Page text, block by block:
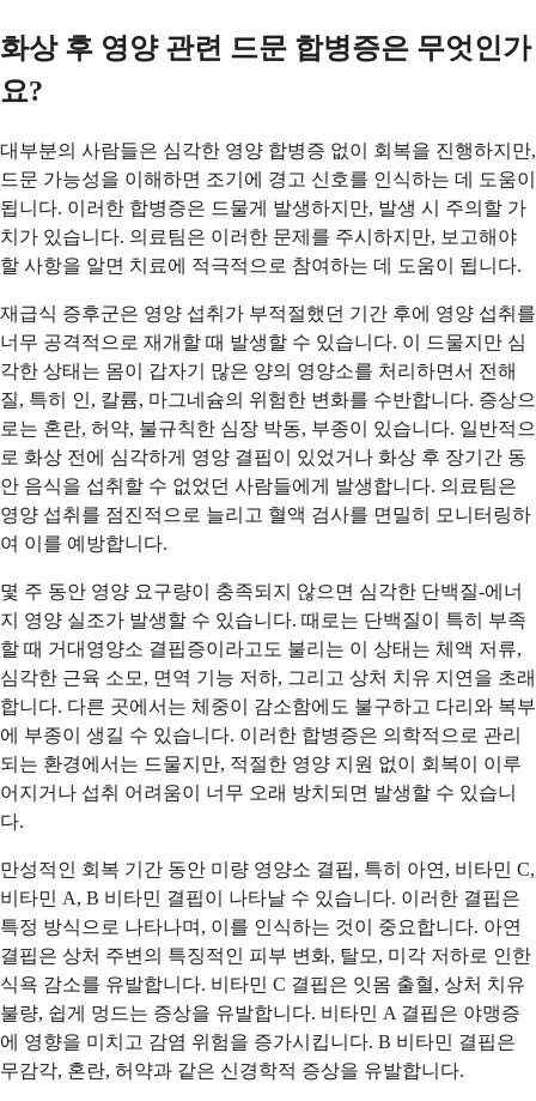
화상 후 영양 관련 드문 합병증은 무엇인가
요?
대부분의 사람들은 심각한 영양 합병증 없이 회복을 진행하지만,
드문 가능성을 이해하면 조기에 경고 신호를 인식하는 데 도움이
됩니다. 이러한 합병증은 드물게 발생하지만, 발생 시 주의할 가
치가 있습니다. 의료팀은 이러한 문제를 주시하지만, 보고해야
할 사항을 알면 치료에 적극적으로 참여하는 데 도움이 됩니다.
재급식 증후군은 영양 섭취가 부적절했던 기간 후에 영양 섭취를
너무 공격적으로 재개할 때 발생할 수 있습니다. 이 드물지만 심
각한 상태는 몸이 갑자기 많은 양의 영양소를 처리하면서 전해
질, 특히 인, 칼륨, 마그네슘의 위험한 변화를 수반합니다. 증상으
로는 혼란, 허약, 불규칙한 심장 박동, 부종이 있습니다. 일반적으
로 화상 전에 심각하게 영양 결핍이 있었거나 화상 후 장기간 동
안 음식을 섭취할 수 없었던 사람들에게 발생합니다. 의료팀은
영양 섭취를 점진적으로 늘리고 혈액 검사를 면밀히 모니터링하
여 이를 예방합니다.
몇 주 동안 영양 요구량이 충족되지 않으면 심각한 단백질-에너
지 영양 실조가 발생할 수 있습니다. 때로는 단백질이 특히 부족
할 때 거대영양소 결핍증이라고도 불리는 이 상태는 체액 저류,
심각한 근육 소모, 면역 기능 저하, 그리고 상처 치유 지연을 초래
합니다. 다른 곳에서는 체중이 감소함에도 불구하고 다리와 복부
에 부종이 생길 수 있습니다. 이러한 합병증은 의학적으로 관리
되는 환경에서는 드물지만, 적절한 영양 지원 없이 회복이 이루
어지거나 섭취 어려움이 너무 오래 방치되면 발생할 수 있습니
다.
만성적인 회복 기간 동안 미량 영양소 결핍, 특히 아연, 비타민 C,
비타민 A, B 비타민 결핍이 나타날 수 있습니다. 이러한 결핍은
특정 방식으로 나타나며, 이를 인식하는 것이 중요합니다. 아연
결핍은 상처 주변의 특징적인 피부 변화, 탈모, 미각 저하로 인한
식욕 감소를 유발합니다. 비타민 C 결핍은 잇몸 출혈, 상처 치유
불량, 쉽게 멍드는 증상을 유발합니다. 비타민 A 결핍은 야맹증
에 영향을 미치고 감염 위험을 증가시킵니다. B 비타민 결핍은
무감각, 혼란, 허약과 같은 신경학적 증상을 유발합니다.